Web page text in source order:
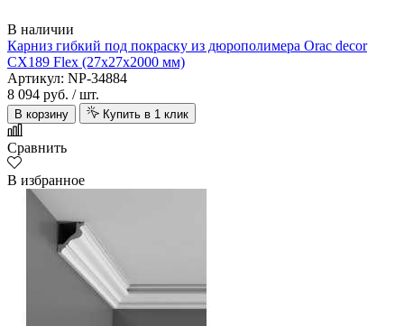
В наличии
Карниз гибкий под покраску из дюрополимера Orac decor
CX189 Flex (27х27х2000 мм)
Артикул: NP-34884
8 094 руб. / шт.
В корзину Купить в 1 клик
Сравнить
В избранное